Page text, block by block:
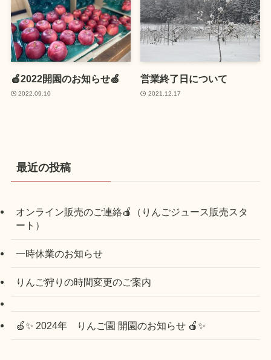
🍎2022開園のお知らせ🍏
2022.09.10
営業終了日について
2021.12.17
最近の投稿
オンライン販売のご連絡🍎（りんごジュース販売スタ
ート）
一時休業のお知らせ
りんご狩りの時間変更のご案内
🍏✨ 2024年 りんご園 開園のお知らせ 🍎✨